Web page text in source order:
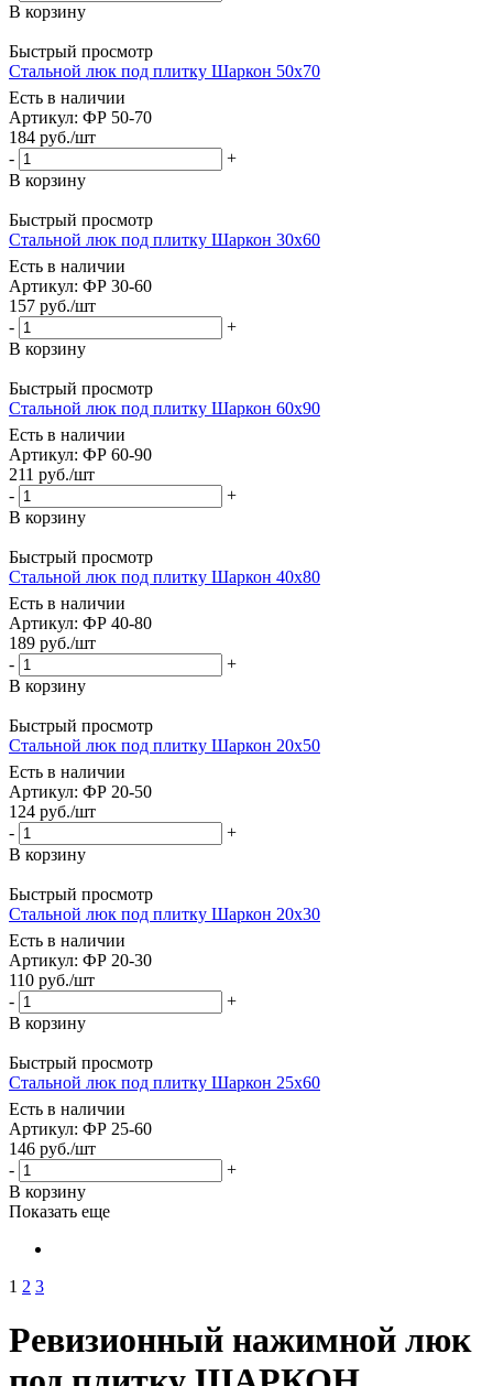
В корзину
Быстрый просмотр
Стальной люк под плитку Шаркон 50x70
Есть в наличии
Артикул: ФР 50-70
184 руб./шт
-
+
В корзину
Быстрый просмотр
Стальной люк под плитку Шаркон 30x60
Есть в наличии
Артикул: ФР 30-60
157 руб./шт
-
+
В корзину
Быстрый просмотр
Стальной люк под плитку Шаркон 60x90
Есть в наличии
Артикул: ФР 60-90
211 руб./шт
-
+
В корзину
Быстрый просмотр
Стальной люк под плитку Шаркон 40x80
Есть в наличии
Артикул: ФР 40-80
189 руб./шт
-
+
В корзину
Быстрый просмотр
Стальной люк под плитку Шаркон 20x50
Есть в наличии
Артикул: ФР 20-50
124 руб./шт
-
+
В корзину
Быстрый просмотр
Стальной люк под плитку Шаркон 20x30
Есть в наличии
Артикул: ФР 20-30
110 руб./шт
-
+
В корзину
Быстрый просмотр
Стальной люк под плитку Шаркон 25x60
Есть в наличии
Артикул: ФР 25-60
146 руб./шт
-
+
В корзину
Показать еще
1 2 3
Ревизионный нажимной люк